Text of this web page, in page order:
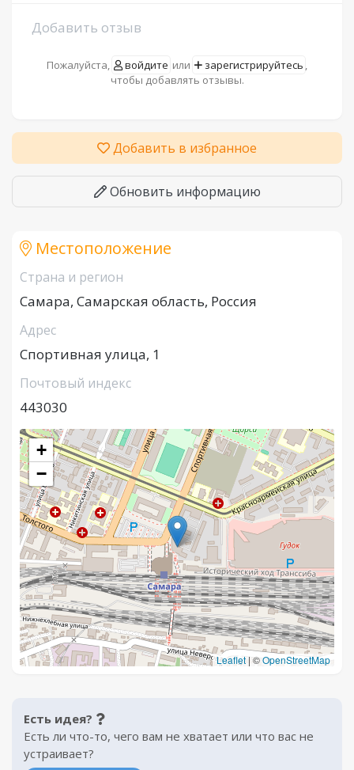
Добавить отзыв
Пожалуйста, войдите или зарегистрируйтесь ,
чтобы добавлять отзывы.
Добавить в избранное
Обновить информацию
Местоположение
Страна и регион
Самара, Самарская область, Россия
Адрес
Спортивная улица, 1
Почтовый индекс
443030
+
−
Leaflet | ©OpenStreetMap
Есть идея?
Есть ли что-то, чего вам не хватает или что вас не
устраивает?